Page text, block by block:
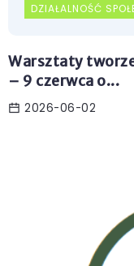
DZIAŁALNOŚĆ
Warsztaty
– 9 czerwca o...
2026-06-02